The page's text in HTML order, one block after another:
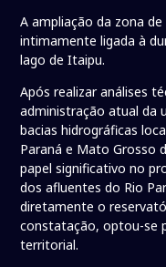
A ampliação da zona
intimamente ligada à
lago de Itaipu.
Após realizar análises
administração atual da
bacias hidrográficas
Paraná e Mato Grosso
papel significativo no
dos afluentes do Rio
diretamente o
constatação, optou-se
territorial.